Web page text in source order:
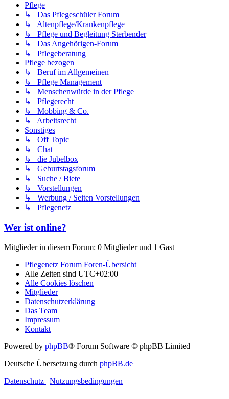
Pflege
↳ Das Pflegeschüler Forum
↳ Altenpflege/Krankenpflege
↳ Pflege und Begleitung Sterbender
↳ Das Angehörigen-Forum
↳ Pflegeberatung
Pflege bezogen
↳ Beruf im Allgemeinen
↳ Pflege Management
↳ Menschenwürde in der Pflege
↳ Pflegerecht
↳ Mobbing & Co.
↳ Arbeitsrecht
Sonstiges
↳ Off Topic
↳ Chat
↳ die Jubelbox
↳ Geburtstagsforum
↳ Suche / Biete
↳ Vorstellungen
↳ Werbung / Seiten Vorstellungen
↳ Pflegenetz
Wer ist online?
Mitglieder in diesem Forum: 0 Mitglieder und 1 Gast
Pflegenetz Forum Foren-Übersicht
Alle Zeiten sind UTC+02:00
Alle Cookies löschen
Mitglieder
Datenschutzerklärung
Das Team
Impressum
Kontakt
Powered by phpBB® Forum Software © phpBB Limited
Deutsche Übersetzung durch phpBB.de
Datenschutz | Nutzungsbedingungen